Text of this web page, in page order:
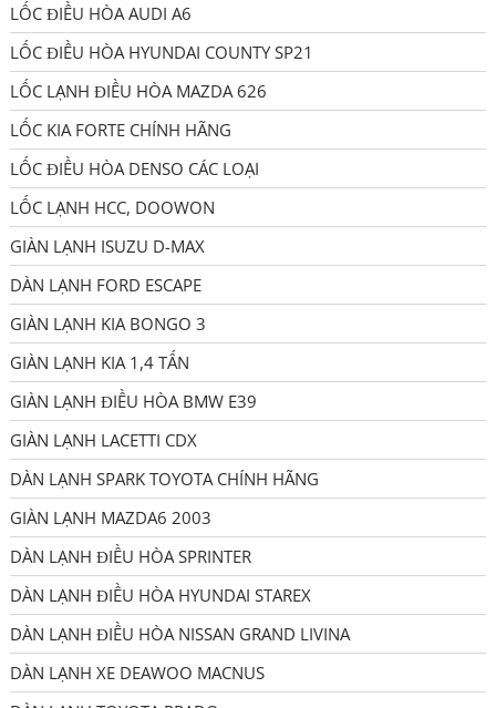
LỐC ĐIỀU HÒA AUDI A6
LỐC ĐIỀU HÒA HYUNDAI COUNTY SP21
LỐC LẠNH ĐIỀU HÒA MAZDA 626
LỐC KIA FORTE CHÍNH HÃNG
LỐC ĐIỀU HÒA DENSO CÁC LOẠI
LỐC LẠNH HCC, DOOWON
GIÀN LẠNH ISUZU D-MAX
DÀN LẠNH FORD ESCAPE
GIÀN LẠNH KIA BONGO 3
GIÀN LẠNH KIA 1,4 TẤN
GIÀN LẠNH ĐIỀU HÒA BMW E39
GIÀN LẠNH LACETTI CDX
DÀN LẠNH SPARK TOYOTA CHÍNH HÃNG
GIÀN LẠNH MAZDA6 2003
DÀN LẠNH ĐIỀU HÒA SPRINTER
DÀN LẠNH ĐIỀU HÒA HYUNDAI STAREX
DÀN LẠNH ĐIỀU HÒA NISSAN GRAND LIVINA
DÀN LẠNH XE DEAWOO MACNUS